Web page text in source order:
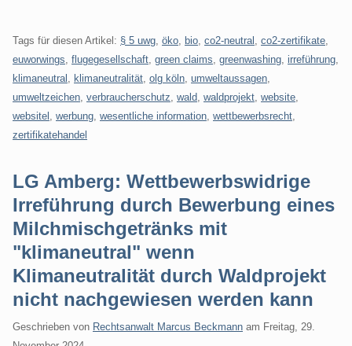
Tags für diesen Artikel: § 5 uwg öko bio co2-neutral co2-zertifikate
euworwings flugegesellschaft green claims greenwashing irreführung
klimaneutral
klimaneutralität olg köln umweltaussagen
umweltzeichen verbraucherschutz wald waldprojekt website
websitel
werbung wesentliche information wettbewerbsrecht
zertifikatehandel
LG Amberg: Wettbewerbswidrige
Irreführung durch Bewerbung eines
Milchmischgetränks mit
"klimaneutral" wenn
Klimaneutralität durch Waldprojekt
nicht nachgewiesen werden kann
Geschrieben von Rechtsanwalt Marcus Beckmann am Freitag, 29.